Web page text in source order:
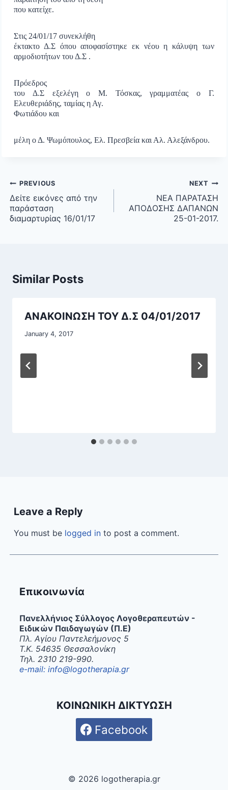
που κατείχε.
Στις 24/01/17 συνεκλήθη
έκτακτο Δ.Σ όπου αποφασίστηκε εκ νέου η κάλυψη των
αρμοδιοτήτων του Δ.Σ .
Πρόεδρος
του Δ.Σ εξελέγη ο Μ. Τόσκας, γραμματέας ο Γ.
Ελευθεριάδης, ταμίας η Αγ.
Φωτιάδου και
μέλη ο Δ. Ψωμόπουλος, Ελ. Πρεσβεία και Αλ. Αλεξάνδρου.
Post
navigation
PREVIOUS
Δείτε εικόνες από την
παράσταση
διαμαρτυρίας 16/01/17
NEXT
ΝΕΑ ΠΑΡΑΤΑΣΗ
ΑΠΟΔΟΣΗΣ ΔΑΠΑΝΩΝ
25-01-2017.
Similar Posts
ΑΝΑΚΟΙΝΩΣΗ ΤΟΥ Δ.Σ 04/01/2017
January 4, 2017
Leave a Reply
You must be logged in to post a comment.
Επικοινωνία
Πανελλήνιος Σύλλογος Λογοθεραπευτών -
Ειδικών Παιδαγωγών (Π.Ε)
Πλ. Αγίου Παντελεήμονος 5
Τ.Κ. 54635 Θεσσαλονίκη
Τηλ. 2310 219-990.
e-mail: info@logotherapia.gr
ΚΟΙΝΩΝΙΚΗ ΔΙΚΤΥΩΣΗ
Facebook
© 2026 logotherapia.gr